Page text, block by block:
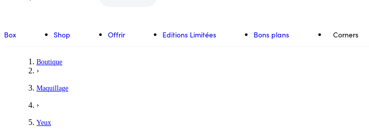
Box Shop Offrir Editions Limitées Bons plans Corners
Boutique
›
Maquillage
›
Yeux